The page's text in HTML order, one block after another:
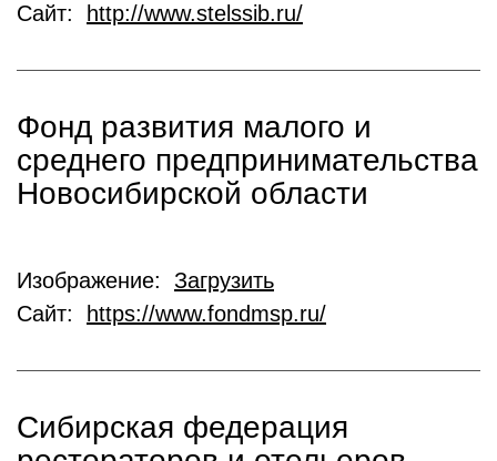
Сайт:
http://www.stelssib.ru/
Фонд развития малого и
среднего предпринимательства
Новосибирской области
Изображение: Загрузить
Сайт:
https://www.fondmsp.ru/
Cибирская федерация